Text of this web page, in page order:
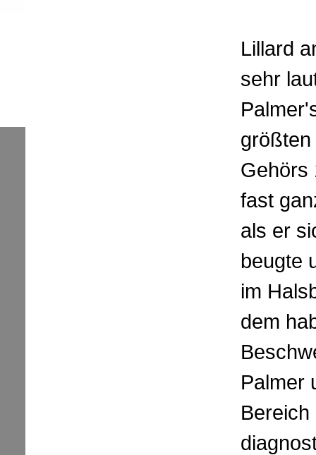
Lillard
sehr
größten
Gehörs
fast
als er
beugte
im
dem
Palmer
Bereich